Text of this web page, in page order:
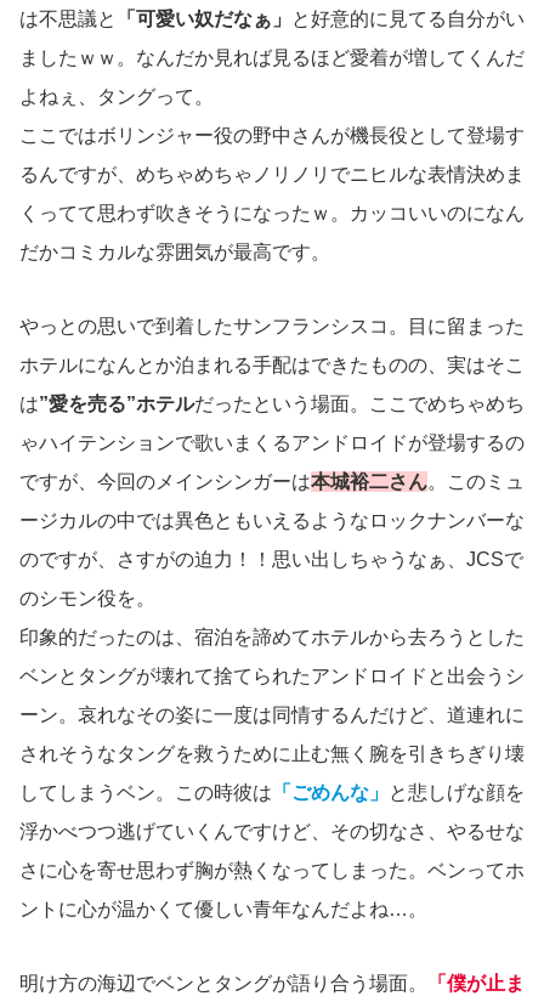
は不思議と
「可愛い奴だなぁ」
と好意的に見てる自分がい
ましたｗｗ。なんだか見れば見るほど愛着が増してくんだ
よねぇ、タングって。
ここではボリンジャー役の野中さんが機長役として登場す
るんですが、めちゃめちゃノリノリでニヒルな表情決めま
くってて思わず吹きそうになったｗ。カッコいいのになん
だかコミカルな雰囲気が最高です。
やっとの思いで到着したサンフランシスコ。目に留まった
ホテルになんとか泊まれる手配はできたものの、実はそこ
は”愛を売る”ホテルだったという場面。ここでめちゃめち
ゃハイテンションで歌いまくるアンドロイドが登場するの
ですが、今回のメインシンガーは本城裕二さん。このミュ
ージカルの中では異色ともいえるようなロックナンバーな
のですが、さすがの迫力！！思い出しちゃうなぁ、JCSで
のシモン役を。
印象的だったのは、宿泊を諦めてホテルから去ろうとした
ベンとタングが壊れて捨てられたアンドロイドと出会うシ
ーン。哀れなその姿に一度は同情するんだけど、道連れに
されそうなタングを救うために止む無く腕を引きちぎり壊
してしまうベン。この時彼は 「ごめんな」 と悲しげな顔を
浮かべつつ逃げていくんですけど、その切なさ、やるせな
さに心を寄せ思わず胸が熱くなってしまった。ベンってホ
ントに心が温かくて優しい青年なんだよね…。
明け方の海辺でベンとタングが語り合う場面。
「僕が止ま